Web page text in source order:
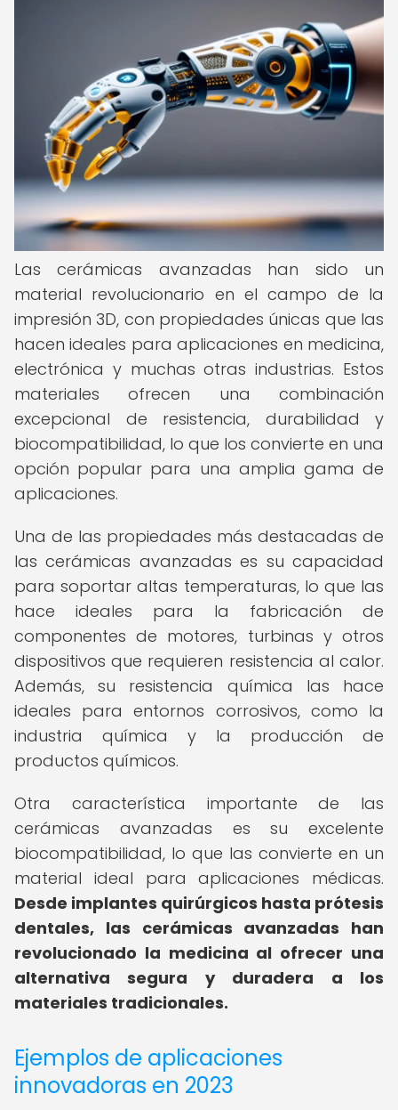
Las cerámicas avanzadas han sido un
material revolucionario en el campo de la
impresión 3D, con propiedades únicas que las
hacen ideales para aplicaciones en medicina,
electrónica y muchas otras industrias. Estos
materiales ofrecen una combinación
excepcional de resistencia, durabilidad y
biocompatibilidad, lo que los convierte en una
opción popular para una amplia gama de
aplicaciones.
Una de las propiedades más destacadas de
las cerámicas avanzadas es su capacidad
para soportar altas temperaturas, lo que las
hace ideales para la fabricación de
componentes de motores, turbinas y otros
dispositivos que requieren resistencia al calor.
Además, su resistencia química las hace
ideales para entornos corrosivos, como la
industria química y la producción de
productos químicos.
Otra característica importante de las
cerámicas avanzadas es su excelente
biocompatibilidad, lo que las convierte en un
material ideal para aplicaciones médicas.
Desde implantes quirúrgicos hasta prótesis
dentales, las cerámicas avanzadas han
revolucionado la medicina al ofrecer una
alternativa segura y duradera a los
materiales tradicionales.
Ejemplos de aplicaciones
innovadoras en 2023